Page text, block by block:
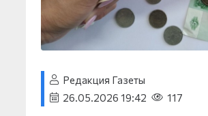
Редакция Газеты
26.05.2026 19:42
117